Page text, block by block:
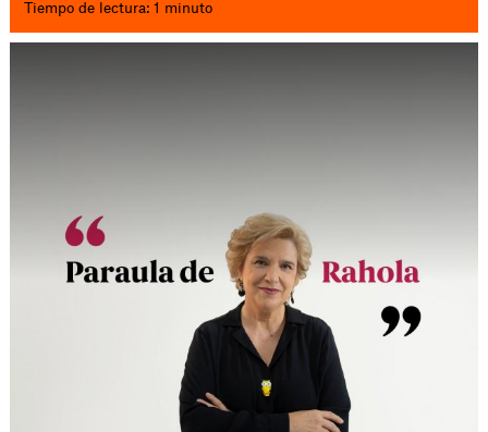
Tiempo de lectura: 1 minuto